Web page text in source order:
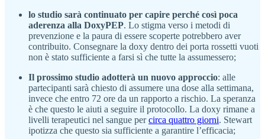
lo studio sarà continuato per capire perché così poca
aderenza alla DoxyPEP. Lo stigma verso i metodi di
prevenzione e la paura di essere scoperte potrebbero aver
contribuito. Consegnare la doxy dentro dei porta rossetti vuoti
non è stato sufficiente a farsi sì che tutte la assumessero;
Il prossimo studio adotterà un nuovo approccio: alle
partecipanti sarà chiesto di assumere una dose alla settimana,
invece che entro 72 ore da un rapporto a rischio. La speranza
è che questo le aiuti a seguire il protocollo. La doxy rimane a
livelli terapeutici nel sangue percirca quattro giorni. Stewart
ipotizza che questo sia sufficiente a garantire l’efficacia;